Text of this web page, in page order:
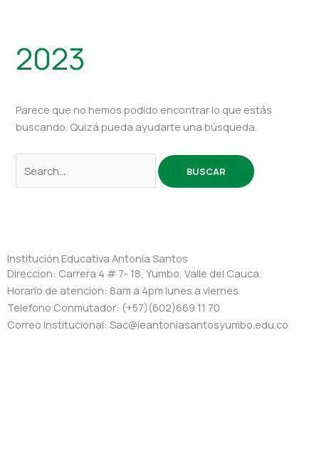
2023
Parece que no hemos podido encontrar lo que estás
buscando. Quizá pueda ayudarte una búsqueda.
Institución Educativa Antonia Santos
Direccion: Carrera 4 # 7- 18, Yumbo, Valle del Cauca.
Horario de atencion: 8am a 4pm lunes a viernes
Telefono Conmutador: (+57)(602)669 11 70
Correo Institucional: Sac@ieantoniasantosyumbo.edu.co